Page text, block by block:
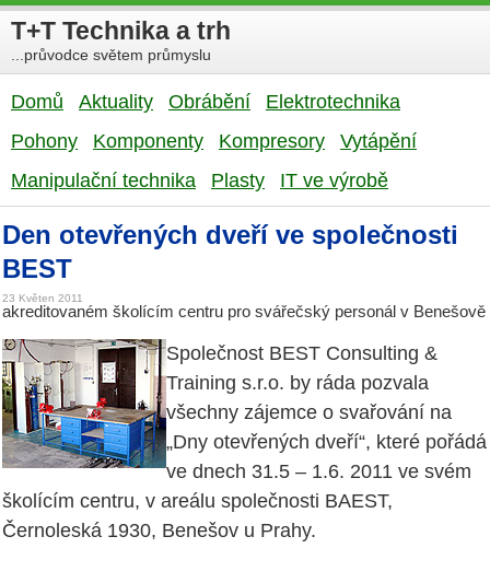
T+T Technika a trh
...průvodce světem průmyslu
Domů Aktuality Obrábění
Elektrotechnika
Pohony
Komponenty Kompresory
Vytápění
Manipulační technika
Plasty IT ve výrobě
Den otevřených dveří ve společnosti
BEST
23 Květen 2011
akreditovaném školícím centru pro svářečský personál v Benešově
Společnost BEST Consulting &
Training s.r.o. by ráda pozvala
všechny zájemce o svařování na
„Dny otevřených dveří“, které pořádá
ve dnech 31.5 – 1.6. 2011 ve svém
školícím centru, v areálu společnosti BAEST,
Černoleská 1930, Benešov u Prahy.